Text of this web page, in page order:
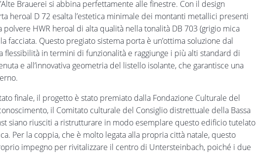
Brauerei si abbina perfettamente alle finestre. Con il design
heroal D 72 esalta l’estetica minimale dei montanti metallici presenti
HWR heroal di alta qualità nella tonalità DB 703 (grigio mica
facciata. Questo pregiato sistema porta è un’ottima soluzione dal
flessibilità in termini di funzionalità e raggiunge i più alti standard di
e all’innovativa geometria del listello isolante, che garantisce una
finale, il progetto è stato premiato dalla Fondazione Culturale del
il Comitato culturale del Consiglio distrettuale della Bassa
siano riusciti a ristrutturare in modo esemplare questo edificio tutelato
Per la coppia, che è molto legata alla propria città natale, questo
impegno per rivitalizzare il centro di Untersteinbach, poiché i due